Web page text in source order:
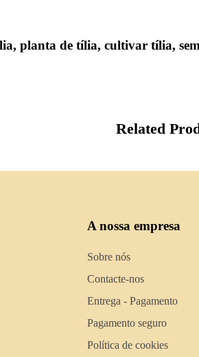
planta de tília, cultivar tília,
Related
A nossa empresa
Sobre nós
Contacte-nos
Entrega - Pagamento
Pagamento seguro
Política de cookies